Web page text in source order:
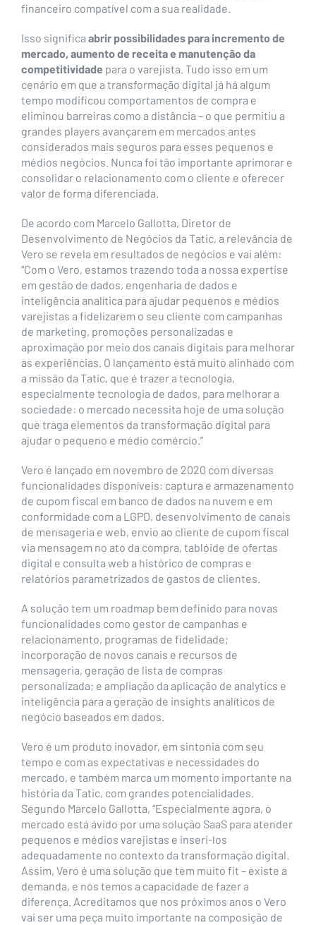
financeiro compatível com a sua realidade.
Isso significa abrir possibilidades para incremento de
mercado, aumento de receita e manutenção da
competitividade para o varejista. Tudo isso em um
cenário em que a transformação digital já há algum
tempo modificou comportamentos de compra e
eliminou barreiras como a distância – o que permitiu a
grandes players avançarem em mercados antes
considerados mais seguros para esses pequenos e
médios negócios. Nunca foi tão importante aprimorar e
consolidar o relacionamento com o cliente e oferecer
valor de forma diferenciada.
De acordo com Marcelo Gallotta, Diretor de
Desenvolvimento de Negócios da Tatic, a relevância de
Vero se revela em resultados de negócios e vai além:
“Com o Vero, estamos trazendo toda a nossa expertise
em gestão de dados, engenharia de dados e
inteligência analítica para ajudar pequenos e médios
varejistas a fidelizarem o seu cliente com campanhas
de marketing, promoções personalizadas e
aproximação por meio dos canais digitais para melhorar
as experiências. O lançamento está muito alinhado com
a missão da Tatic, que é trazer a tecnologia,
especialmente tecnologia de dados, para melhorar a
sociedade: o mercado necessita hoje de uma solução
que traga elementos da transformação digital para
ajudar o pequeno e médio comércio.”
Vero é lançado em novembro de 2020 com diversas
funcionalidades disponíveis: captura e armazenamento
de cupom fiscal em banco de dados na nuvem e em
conformidade com a LGPD, desenvolvimento de canais
de mensageria e web, envio ao cliente de cupom fiscal
via mensagem no ato da compra, tablóide de ofertas
digital e consulta web a histórico de compras e
relatórios parametrizados de gastos de clientes.
A solução tem um roadmap bem definido para novas
funcionalidades como gestor de campanhas e
relacionamento, programas de fidelidade;
incorporação de novos canais e recursos de
mensageria, geração de lista de compras
personalizada; e ampliação da aplicação de analytics e
inteligência para a geração de insights analíticos de
negócio baseados em dados.
Vero é um produto inovador, em sintonia com seu
tempo e com as expectativas e necessidades do
mercado, e também marca um momento importante na
história da Tatic, com grandes potencialidades.
Segundo Marcelo Gallotta, “Especialmente agora, o
mercado está ávido por uma solução SaaS para atender
pequenos e médios varejistas e inseri-los
adequadamente no contexto da transformação digital.
Assim, Vero é uma solução que tem muito fit – existe a
demanda, e nós temos a capacidade de fazer a
diferença. Acreditamos que nos próximos anos o Vero
vai ser uma peça muito importante na composição de